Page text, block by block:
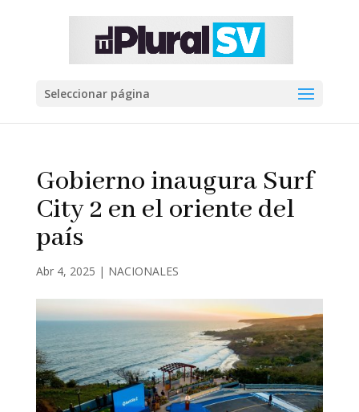
Seleccionar página
Gobierno inaugura Surf
City 2 en el oriente del
país
Abr 4, 2025 | NACIONALES